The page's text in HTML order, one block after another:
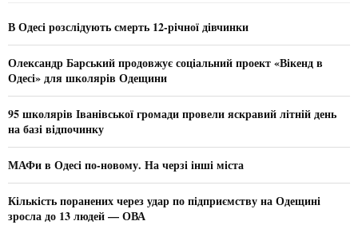
o
В Одесі розслідують смерть 12-річної дівчинки
Олександр Барський продовжує соціальний проект «Вікенд в
Одесі» для школярів Одещини
95 школярів Іванівської громади провели яскравий літній день
на базі відпочинку
МАФи в Одесі по-новому. На черзі інші міста
Кількість поранених через удар по підприємству на Одещині
зросла до 13 людей — ОВА